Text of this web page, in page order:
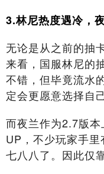
3.林尼热度遇冷，
无论是从之前的抽
来看，国服林尼的
不错，但毕竟流水
定会更愿意选择自
而夜兰作为2.7版
UP，不少玩家手
七八八了。因此仅